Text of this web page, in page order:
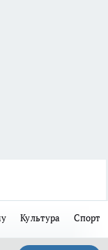
Культура Спорт